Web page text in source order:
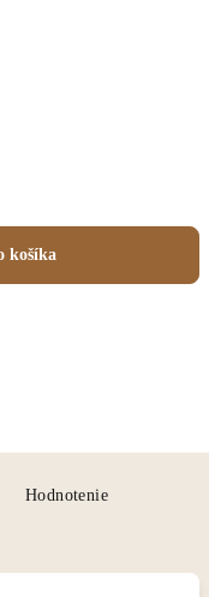
košíka
Hodnotenie